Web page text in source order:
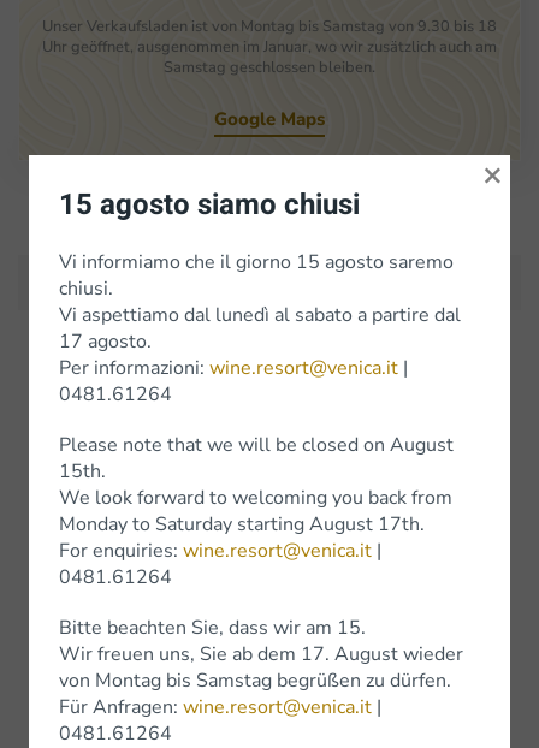
Unser Verkaufsladen ist von Montag bis Samstag von 9.30 bis 18
Uhr geöffnet, ausgenommen im Januar, wo wir zusätzlich auch am
Samstag geschlossen bleiben.
Google Maps
Iscriviti alla Newsletter
Weine
Weissweine
Rotweine
Wine Experience
Shop
Shop Online
15 agosto siamo chiusi
Vi informiamo che il giorno 15 agosto saremo
chiusi.
Vi aspettiamo dal lunedì al sabato a partire dal
17 agosto.
Per informazioni: wine.resort@venica.it |
0481.61264
Please note that we will be closed on August
15th.
We look forward to welcoming you back from
Monday to Saturday starting August 17th.
For enquiries: wine.resort@venica.it |
0481.61264
Bitte beachten Sie, dass wir am 15.
Wir freuen uns, Sie ab dem 17. August wieder
von Montag bis Samstag begrüßen zu dürfen.
Für Anfragen: wine.resort@venica.it |
0481.61264
×